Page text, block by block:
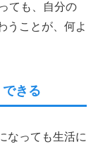
ても、自分の
うことが、何よ
きる
なっても生活に